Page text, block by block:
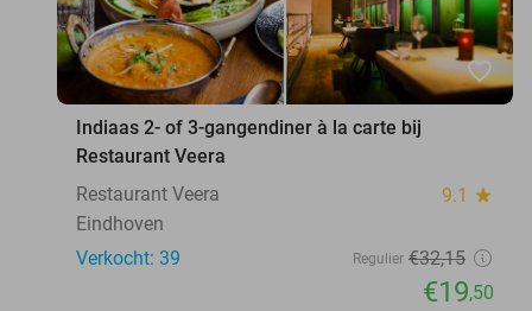
favorite_border
Indiaas 2- of 3-gangendiner à la carte bij
Restaurant Veera
Restaurant Veera
9.1 star
Eindhoven
Verkocht: 39
Regulier €32,15
€19,50